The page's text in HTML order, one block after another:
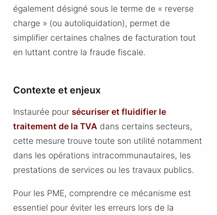
également désigné sous le terme de « reverse
charge » (ou autoliquidation), permet de
simplifier certaines chaînes de facturation tout
en luttant contre la fraude fiscale.
Contexte et enjeux
Instaurée pour sécuriser et fluidifier le
traitement de la TVA dans certains secteurs,
cette mesure trouve toute son utilité notamment
dans les opérations intracommunautaires, les
prestations de services ou les travaux publics.
Pour les PME, comprendre ce mécanisme est
essentiel pour éviter les erreurs lors de la